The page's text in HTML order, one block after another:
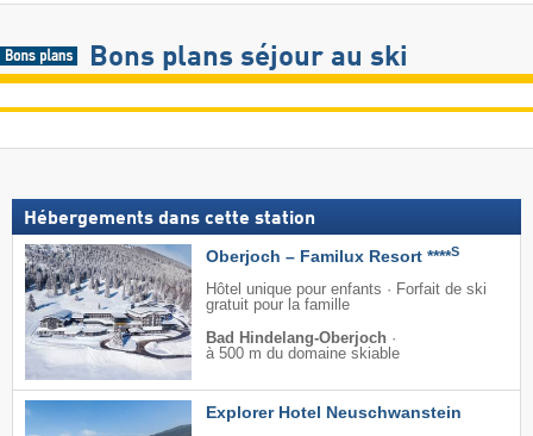
Bons plans séjour au ski
Hébergements dans cette station
Oberjoch – Familux Resort ****S
Hôtel unique pour enfants · Forfait de ski
gratuit pour la famille
Bad Hindelang-Oberjoch ·
à 500 m du domaine skiable
Explorer Hotel Neuschwanstein